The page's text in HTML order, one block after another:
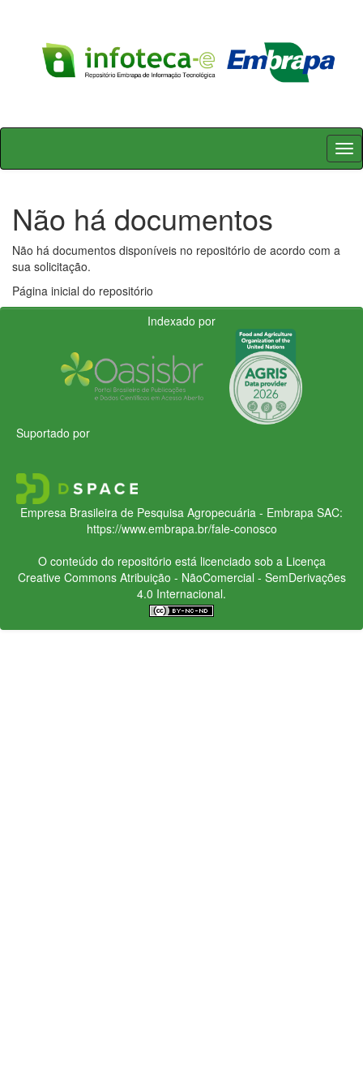
Skip
Não há documentos
Não há documentos disponíveis no repositório de acordo com a
sua solicitação.
Página inicial do repositório
Indexado por
Suportado por
Empresa Brasileira de Pesquisa Agropecuária - Embrapa SAC:
https://www.embrapa.br/fale-conosco
O conteúdo do repositório está licenciado sob a Licença
Creative CommonsAtribuição - NãoComercial - SemDerivações
4.0 Internacional.